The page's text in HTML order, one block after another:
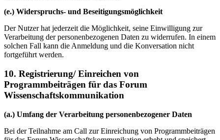
(e.) Widerspruchs- und Beseitigungsmöglichkeit
Der Nutzer hat jederzeit die Möglichkeit, seine Einwilligung zur
Verarbeitung der personenbezogenen Daten zu widerrufen. In einem
solchen Fall kann die Anmeldung und die Konversation nicht
fortgeführt werden.
10. Registrierung/ Einreichen von
Programmbeiträgen für das Forum
Wissenschaftskommunikation
(a.) Umfang der Verarbeitung personenbezogener Daten
Bei der Teilnahme am Call zur Einreichung von Programmbeiträgen